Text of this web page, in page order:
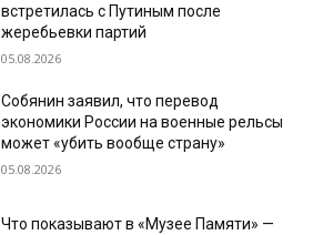
встретилась с Путиным после
жеребьевки партий
05.08.2026
Собянин заявил, что перевод
экономики России на военные рельсы
может «убить вообще страну»
05.08.2026
Что показывают в «Музее Памяти» —